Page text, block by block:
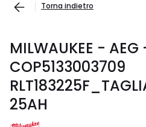
Torna indietro
MILWAUKEE - AEG
COP5133003709
25AH